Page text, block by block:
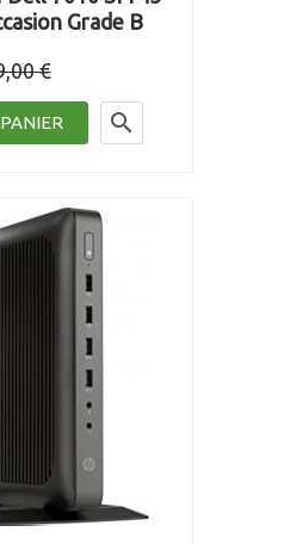
Grade B
€
